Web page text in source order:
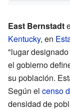
East Bernstadt
Kentucky, en
"lugar
el gobierno
su población.
Según el censo
densidad de